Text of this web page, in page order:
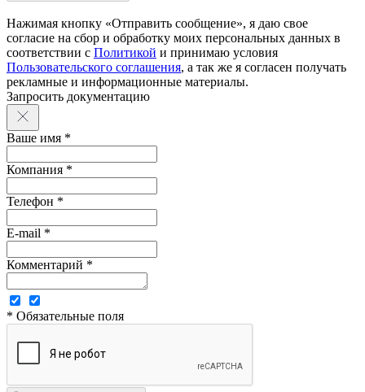
Нажимая кнопку «Отправить сообщение», я даю свое
согласие на сбор и обработку моих персональных данных в
соответствии с Политикой и принимаю условия
Пользовательского соглашения, а так же я согласен получать
рекламные и информационные материалы.
Запросить документацию
Ваше имя *
Компания *
Телефон *
E-mail *
Комментарий *
* Обязательные поля